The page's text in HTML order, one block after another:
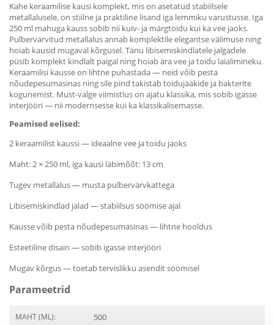
Kahe keraamilise kausi komplekt, mis on asetatud stabiilsele
metallalusele, on stiilne ja praktiline lisand iga lemmiku varustusse. Iga
250 ml mahuga kauss sobib nii kuiv- ja märgtoidu kui ka vee jaoks.
Pulbervärvitud metallalus annab komplektile elegantse välimuse ning
hoiab kausid mugaval kõrgusel. Tänu libisemiskindlatele jalgadele
püsib komplekt kindlalt paigal ning hoiab ära vee ja toidu laialimineku.
Keraamilisi kausse on lihtne puhastada — neid võib pesta
nõudepesumasinas ning sile pind takistab toidujääkide ja bakterite
kogunemist. Must-valge viimistlus on ajatu klassika, mis sobib igasse
interjööri — nii modernsesse kui ka klassikalisemasse.
Peamised eelised:
2 keraamilist kaussi — ideaalne vee ja toidu jaoks
Maht: 2 × 250 ml, iga kausi läbimõõt: 13 cm
Tugev metallalus — musta pulbervärvkattega
Libisemiskindlad jalad — stabiilsus söömise ajal
Kausse võib pesta nõudepesumasinas — lihtne hooldus
Esteetiline disain — sobib igasse interjööri
Mugav kõrgus — toetab tervislikku asendit söömisel
Parameetrid
MAHT (ML): 500